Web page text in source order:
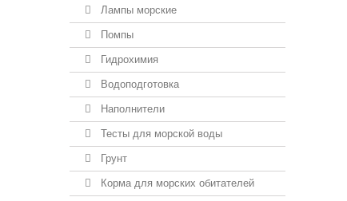
Лампы морские
Помпы
Гидрохимия
Водоподготовка
Наполнители
Тесты для морской воды
Грунт
Корма для морских обитателей